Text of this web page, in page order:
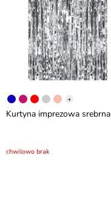
+
Kurtyna imprezowa srebrna
chwilowo brak